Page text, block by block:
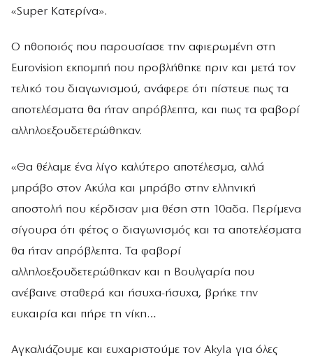
«Super Κατερίνα».
Ο ηθοποιός που παρουσίασε την αφιερωμένη στη
Eurovision εκπομπή που προβλήθηκε πριν και μετά τον
τελικό του διαγωνισμού, ανάφερε ότι πίστευε πως τα
αποτελέσματα θα ήταν απρόβλεπτα, και πως τα φαβορί
αλληλοεξουδετερώθηκαν.
«Θα θέλαμε ένα λίγο καλύτερο αποτέλεσμα, αλλά
μπράβο στον Ακύλα και μπράβο στην ελληνική
αποστολή που κέρδισαν μια θέση στη 10αδα. Περίμενα
σίγουρα ότι φέτος ο διαγωνισμός και τα αποτελέσματα
θα ήταν απρόβλεπτα. Τα φαβορί
αλληλοεξουδετερώθηκαν και η Βουλγαρία που
ανέβαινε σταθερά και ήσυχα-ήσυχα, βρήκε την
ευκαιρία και πήρε τη νίκη…
Αγκαλιάζουμε και ευχαριστούμε τον Αkyla για όλες